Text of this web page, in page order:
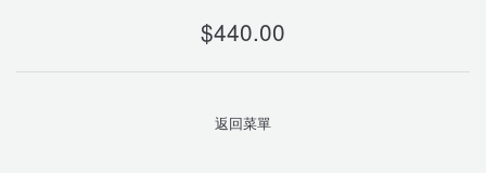
$440.00
返回菜單